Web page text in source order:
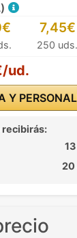
7,45€
250 uds.
ud.
Y
recibirás:
20